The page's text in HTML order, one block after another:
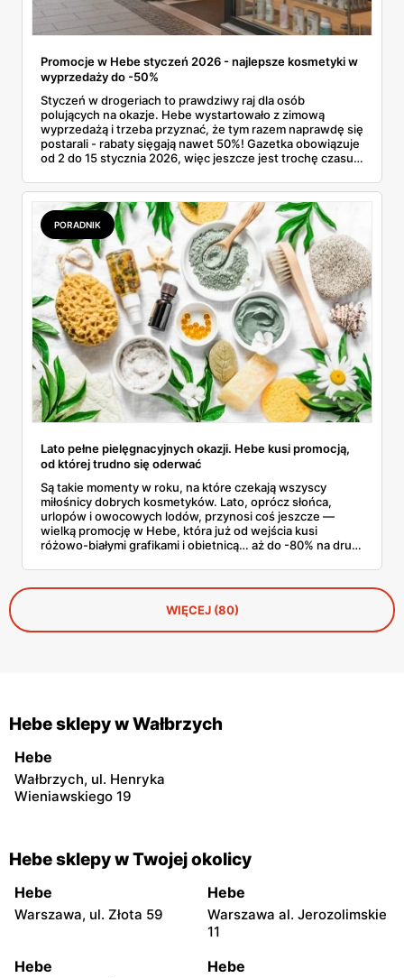
Promocje w Hebe styczeń 2026 - najlepsze kosmetyki w
wyprzedaży do -50%
Styczeń w drogeriach to prawdziwy raj dla osób
polujących na okazje. Hebe wystartowało z zimową
wyprzedażą i trzeba przyznać, że tym razem naprawdę się
postarali - rabaty sięgają nawet 50%! Gazetka obowiązuje
od 2 do 15 stycznia 2026, więc jeszcze jest trochę czasu,
po luksusowe perfumy - każdy znajdzie coś dla siebie.
PORADNIK
Lato pełne pielęgnacyjnych okazji. Hebe kusi promocją,
od której trudno się oderwać
Są takie momenty w roku, na które czekają wszyscy
miłośnicy dobrych kosmetyków. Lato, oprócz słońca,
urlopów i owocowych lodów, przynosi coś jeszcze —
wielką promocję w Hebe, która już od wejścia kusi
różowo-białymi grafikami i obietnicą… aż do -80% na drugi
koszyka kolejny szampon Anwen, maskarę Eveline czy
może serum Claresa — to ten moment, kiedy naprawdę
WIĘCEJ (80)
Hebe sklepy w Wałbrzych
Hebe
Wałbrzych, ul. Henryka
Wieniawskiego 19
Hebe sklepy w Twojej okolicy
Hebe
Warszawa, ul. Złota 59
Hebe
Warszawa al. Jerozolimskie
11
Hebe Hebe